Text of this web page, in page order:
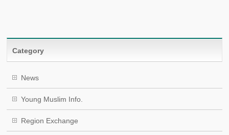
Category
News
Young Muslim Info.
Region Exchange